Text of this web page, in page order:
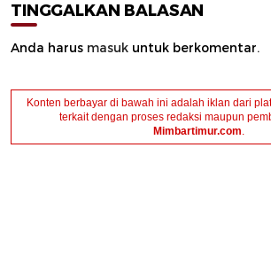
TINGGALKAN BALASAN
Anda harus masuk untuk berkomentar.
Konten berbayar di bawah ini adalah iklan dari
terkait dengan proses redaksi maupun
Mimbartimur.com.